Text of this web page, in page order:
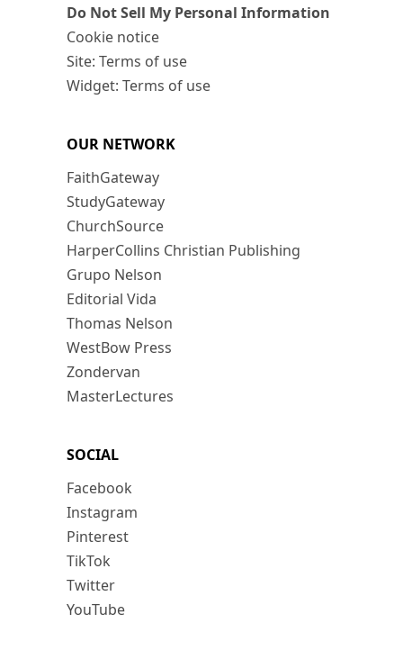
Do Not Sell My Personal Information
Cookie notice
Site: Terms of use
Widget: Terms of use
OUR NETWORK
FaithGateway
StudyGateway
ChurchSource
HarperCollins Christian Publishing
Grupo Nelson
Editorial Vida
Thomas Nelson
WestBow Press
Zondervan
MasterLectures
SOCIAL
Facebook
Instagram
Pinterest
TikTok
Twitter
YouTube